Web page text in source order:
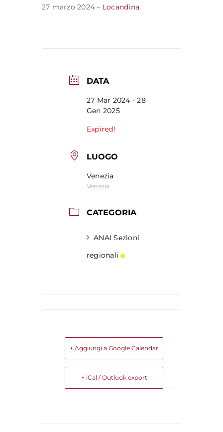
27 marzo 2024 – Locandina
DATA
27 Mar 2024 - 28
Gen 2025
Expired!
LUOGO
Venezia
Venezia
CATEGORIA
ANAI Sezioni
regionali
+ Aggiungi a Google Calendar
+ iCal / Outlook export